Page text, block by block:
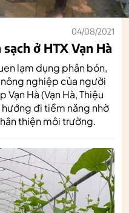
04/08/2021
ở HTX Vạn Hà
lạm dụng phân bón,
nghiệp của người
Hà (Vạn Hà, Thiệu
hướng đi tiềm năng nhờ
thiện môi trường.